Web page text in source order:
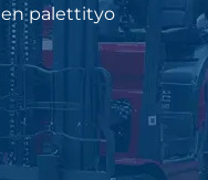
palettityo